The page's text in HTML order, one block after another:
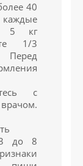
40
5 кг
1/3
с
3 до 8